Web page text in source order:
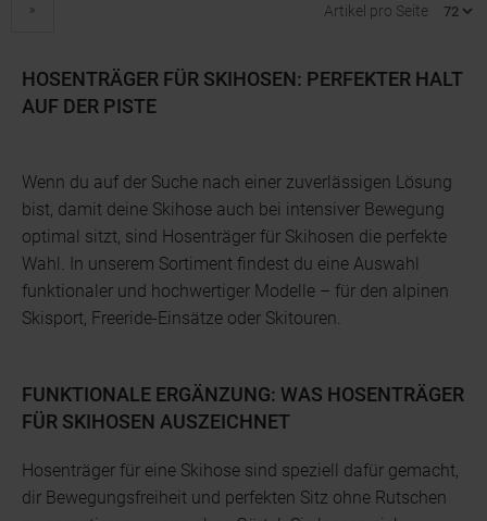
Artikel pro Seite
HOSENTRÄGER FÜR SKIHOSEN: PERFEKTER HALT
AUF DER PISTE
Wenn du auf der Suche nach einer zuverlässigen Lösung
bist, damit deine Skihose auch bei intensiver Bewegung
optimal sitzt, sind Hosenträger für Skihosen die perfekte
Wahl. In unserem Sortiment findest du eine Auswahl
funktionaler und hochwertiger Modelle – für den alpinen
Skisport, Freeride-Einsätze oder Skitouren.
FUNKTIONALE ERGÄNZUNG: WAS HOSENTRÄGER
FÜR SKIHOSEN AUSZEICHNET
Hosenträger für eine Skihose sind speziell dafür gemacht,
dir Bewegungsfreiheit und perfekten Sitz ohne Rutschen